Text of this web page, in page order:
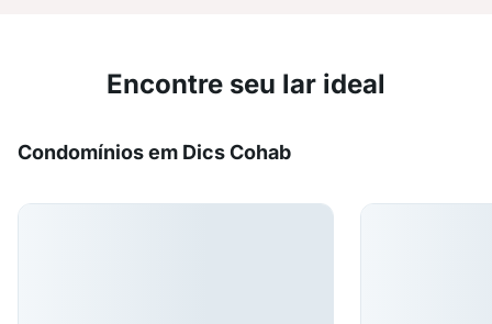
Encontre seu lar ideal
Condomínios em Dics Cohab